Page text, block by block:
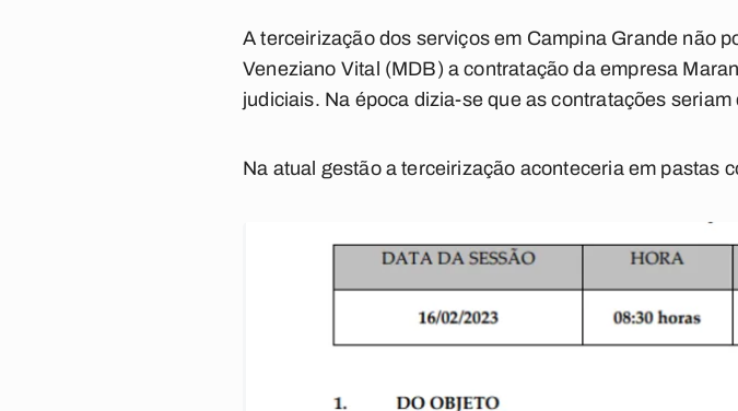
A terceirização dos serviços em Campina Grande não
Veneziano Vital (MDB) a contratação da empresa
judiciais. Na época dizia-se que as contratações
Na atual gestão a terceirização aconteceria em pastas